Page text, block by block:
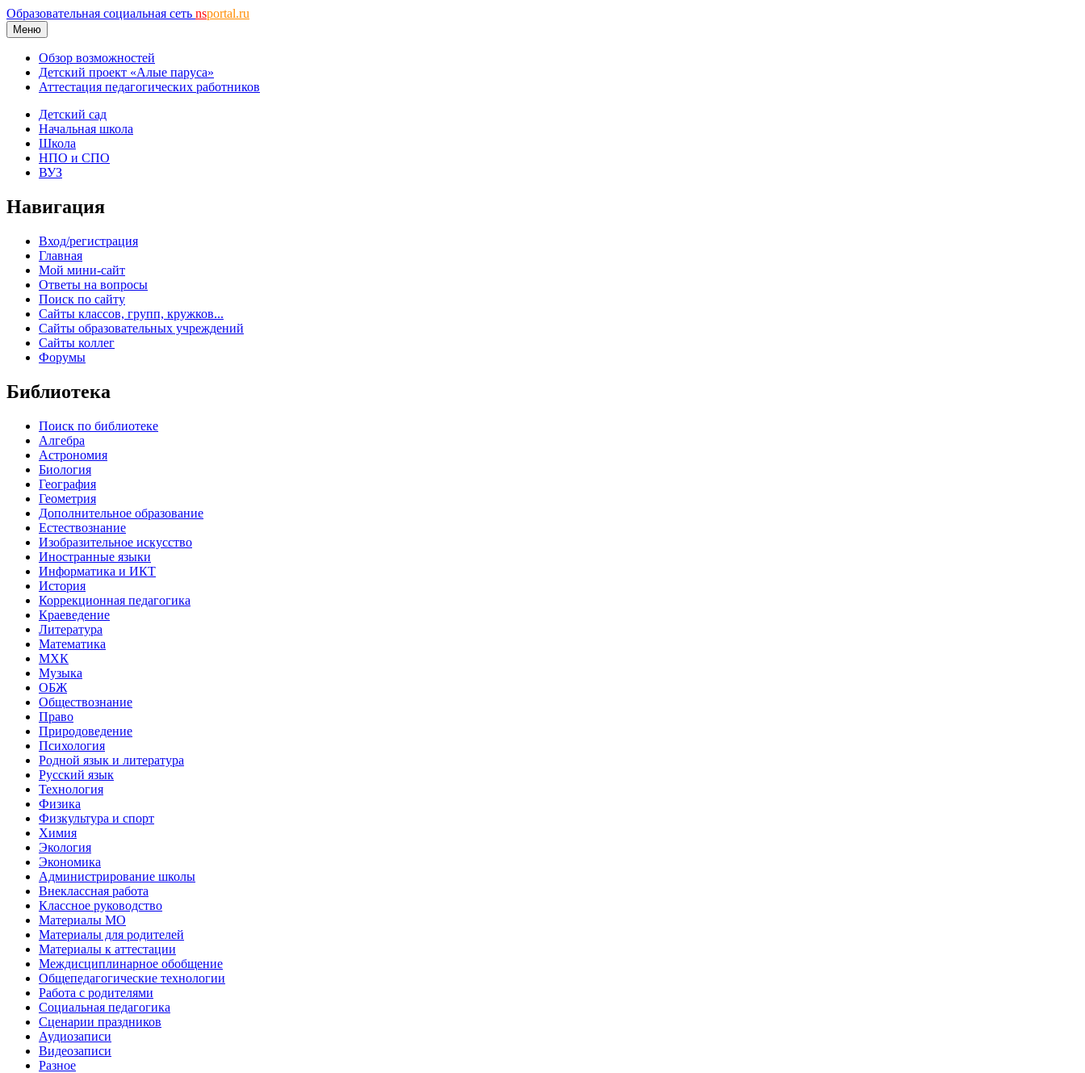
Образовательная социальная сеть nsportal.ru
Меню
Обзор возможностей
Детский проект «Алые паруса»
Аттестация педагогических работников
Детский сад
Начальная школа
Школа
НПО и СПО
ВУЗ
Навигация
Вход/регистрация
Главная
Мой мини-сайт
Ответы на вопросы
Поиск по сайту
Сайты классов, групп, кружков...
Сайты образовательных учреждений
Сайты коллег
Форумы
Библиотека
Поиск по библиотеке
Алгебра
Астрономия
Биология
География
Геометрия
Дополнительное образование
Естествознание
Изобразительное искусство
Иностранные языки
Информатика и ИКТ
История
Коррекционная педагогика
Краеведение
Литература
Математика
МХК
Музыка
ОБЖ
Обществознание
Право
Природоведение
Психология
Родной язык и литература
Русский язык
Технология
Физика
Физкультура и спорт
Химия
Экология
Экономика
Администрирование школы
Внеклассная работа
Классное руководство
Материалы МО
Материалы для родителей
Материалы к аттестации
Междисциплинарное обобщение
Общепедагогические технологии
Работа с родителями
Социальная педагогика
Сценарии праздников
Аудиозаписи
Видеозаписи
Разное